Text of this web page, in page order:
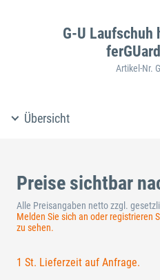
G-U Laufschuh
Artikel-Nr.
Übersicht
Preise sichtbar
Alle Preisangaben netto zzgl.
Melden Sie sich an oder registrieren
zu sehen.
1 St. Lieferzeit auf Anfrage.